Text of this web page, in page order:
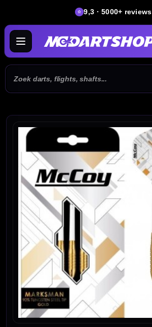
9,3 · 5000+ reviews